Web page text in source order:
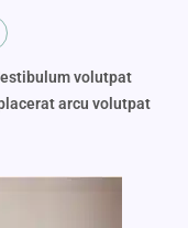
volutpat
arcu volutpat